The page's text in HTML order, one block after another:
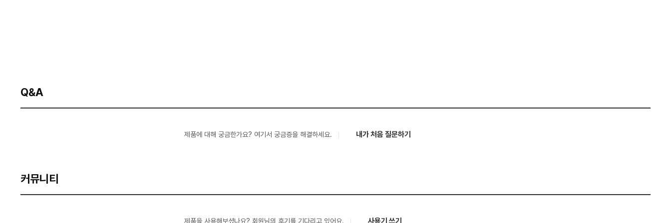
Q&A
제품에 대해 궁금한가요? 여기서 궁금증을 해결하세요. 내가 처음 질문하기
커뮤니티
제품을 사용해보셨나요? 회원님의 후기를 기다리고 있어요. 사용기 쓰기